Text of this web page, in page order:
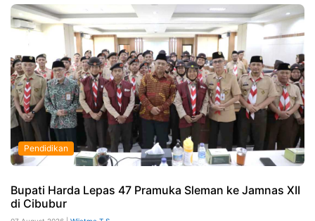
Pendidikan
Bupati Harda Lepas 47 Pramuka Sleman ke Jamnas XII
di Cibubur